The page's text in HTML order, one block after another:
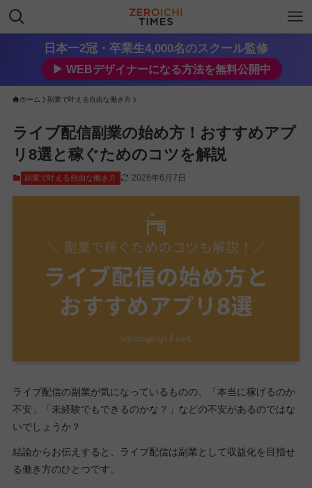
日本一2冠・卒業生4,000名のスクール監修
▶︎ WEBデザイナーになる方法を無料公開中
ホーム 副業で叶える自由な働き方
ライブ配信副業の始め方！おすすめアプ
リ8選と稼ぐためのコツを解説
副業で叶える自由な働き方 2026年6月7日
ライブ配信の副業が気になっているものの、「本当に稼げるのか
不安」「未経験でもできるのかな？」などの不安があるのではな
いでしょうか？
結論からお伝えすると、ライブ配信は副業として収益化を目指せ
る働き方のひとつです。